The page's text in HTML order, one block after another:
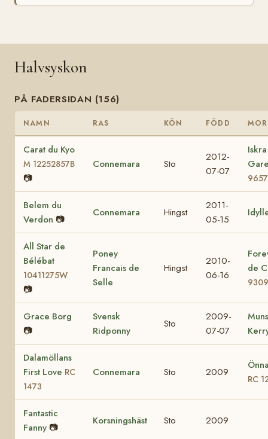
Halvsyskon
PÅ FADERSIDAN (156)
NAMN RAS KÖN FÖDD MOR
Carat du Kyo
M 12252857B
📷
Connemara Sto
2012-
07-07
Belem du
Verdon 📷
Connemara Hingst
2011-
05-15
All Star de
Bélébat
10411275W
📷
Poney
Francais de
Selle
Hingst
2010-
06-16
de
Grace Borg
📷
Svensk
Ridponny
Sto
2009-
07-07
Dalamöllans
First Love RC
1473
Connemara Sto 2009
RC
Fantastic
Fanny 📷
Korsningshäst Sto 2009